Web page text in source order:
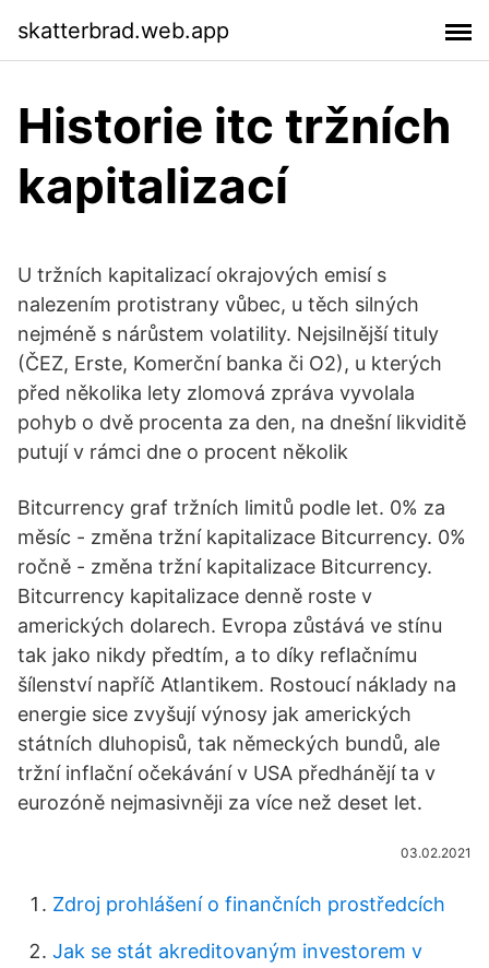
skatterbrad.web.app
Historie itc tržních
kapitalizací
U tržních kapitalizací okrajových emisí s
nalezením protistrany vůbec, u těch silných
nejméně s nárůstem volatility. Nejsilnější tituly
(ČEZ, Erste, Komerční banka či O2), u kterých
před několika lety zlomová zpráva vyvolala
pohyb o dvě procenta za den, na dnešní likviditě
putují v rámci dne o procent několik
Bitcurrency graf tržních limitů podle let. 0% za
měsíc - změna tržní kapitalizace Bitcurrency. 0%
ročně - změna tržní kapitalizace Bitcurrency.
Bitcurrency kapitalizace denně roste v
amerických dolarech. Evropa zůstává ve stínu
tak jako nikdy předtím, a to díky reflačnímu
šílenství napříč Atlantikem. Rostoucí náklady na
energie sice zvyšují výnosy jak amerických
státních dluhopisů, tak německých bundů, ale
tržní inflační očekávání v USA předhánějí ta v
eurozóně nejmasivněji za více než deset let.
03.02.2021
Zdroj prohlášení o finančních prostředcích
Jak se stát akreditovaným investorem v